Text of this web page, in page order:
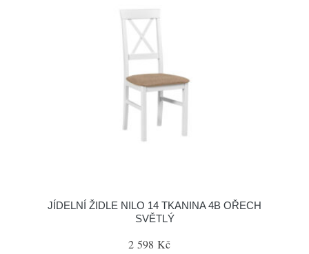
JÍDELNÍ ŽIDLE NILO 14 TKANINA 4B OŘECH
SVĚTLÝ
2 598 Kč